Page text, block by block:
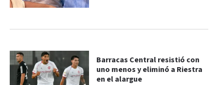
Barracas Central resistió con
uno menos y eliminó a Riestra
en el alargue